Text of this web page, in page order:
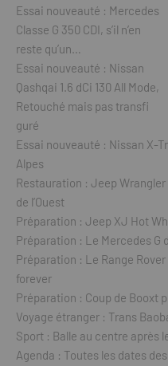
Essai nouveauté : Mercedes
Classe G 350 CDI, s’il n’en
reste qu’un…
Essai nouveauté : Nissan
Qashqai 1.6 dCi 130 All Mode,
Retouché mais pas transfi
guré
Essai nouveauté : Nissan X-
Alpes
Restauration : Jeep
de l’Ouest
Préparation : Jeep XJ Hot
Préparation : Le Mercedes G
Préparation : Le Range
forever
Préparation : Coup de Booxt
Voyage étranger : Trans
Sport : Balle au centre après
Agenda : Toutes les dates